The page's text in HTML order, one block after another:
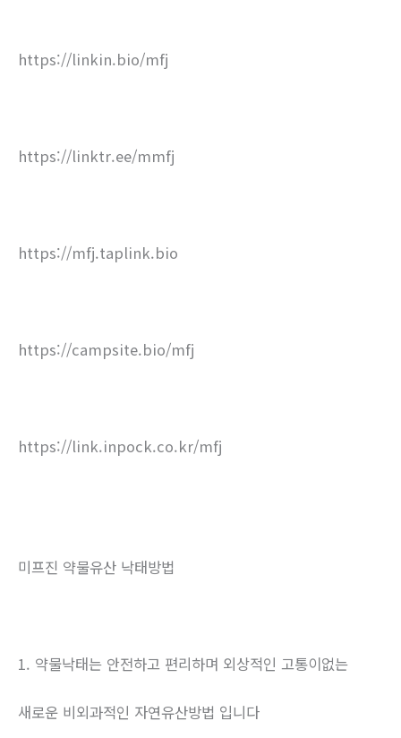
https://linkin.bio/mfj
https://linktr.ee/mmfj
https://mfj.taplink.bio
https://campsite.bio/mfj
https://link.inpock.co.kr/mfj
미프진 약물유산 낙태방법
1. 약물낙태는 안전하고 편리하며 외상적인 고통이없는
새로운 비외과적인 자연유산방법 입니다